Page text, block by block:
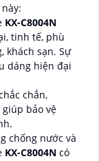
KX-C8004N
tinh tế, phù
khách sạn. Sự
dáng hiện đại
chắn,
bảo vệ
chống nước và
KX-C8004N có